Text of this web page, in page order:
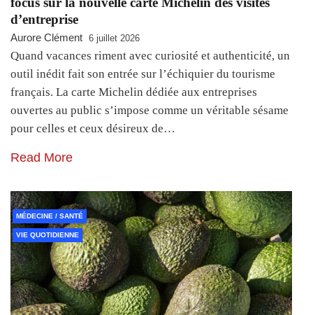
d’entreprise
Aurore Clément 6 juillet 2026
Quand vacances riment avec curiosité et authenticité, un
outil inédit fait son entrée sur l’échiquier du tourisme
français. La carte Michelin dédiée aux entreprises
ouvertes au public s’impose comme un véritable sésame
pour celles et ceux désireux de…
Read More
MÉDECINE / SANTÉ
VIE QUOTIDIENNE